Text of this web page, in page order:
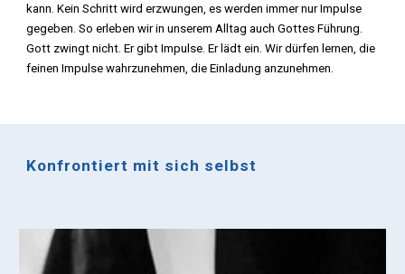
kann. Kein Schritt wird erzwungen, es werden immer nur Impulse
gegeben. So erleben wir in unserem Alltag auch Gottes Führung.
Gott zwingt nicht. Er gibt Impulse. Er lädt ein. Wir dürfen lernen, die
feinen Impulse wahrzunehmen, die Einladung anzunehmen.
Konfrontiert mit sich selbst